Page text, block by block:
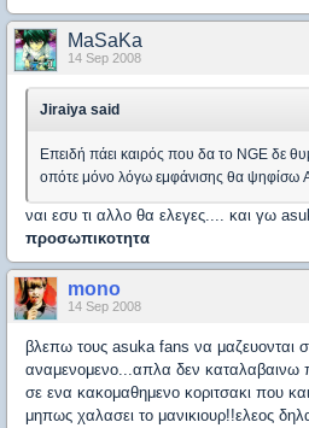
MaSaKa
14 Sep 2008
Jiraiya said
Επειδή πάει καιρός που δα το NGE δε
οπότε μόνο λόγω εμφάνισης θα ψηφίσω
ναι εσυ τι αλλο θα ελεγες.... και γω
προσωπικοτητα
mono
14 Sep 2008
βλεπω τους asuka fans να μαζευονται
αναμενομενο...απλα δεν καταλαβαινω
σε ενα κακομαθημενο κοριτσακι που
μηπως χαλασει το μανικιουρ!!ελεος